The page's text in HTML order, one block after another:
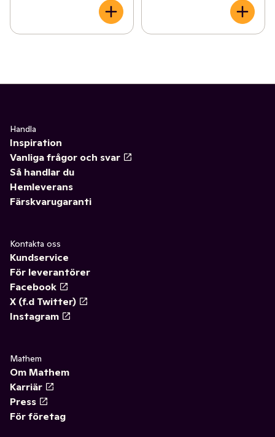
Handla
Inspiration
Vanliga frågor och svar
Så handlar du
Hemleverans
Färskvarugaranti
Kontakta oss
Kundservice
För leverantörer
Facebook
X (f.d Twitter)
Instagram
Mathem
Om Mathem
Karriär
Press
För företag